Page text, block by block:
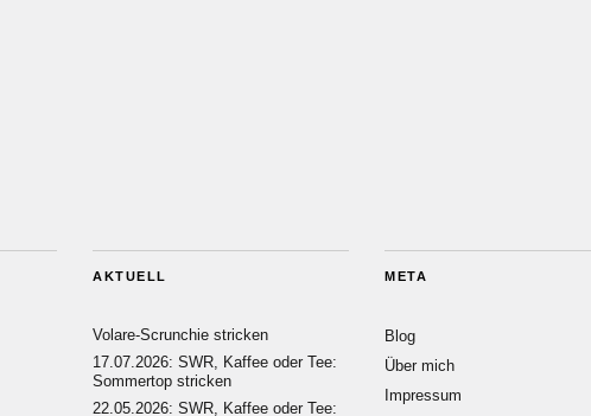
AKTUELL
Volare-Scrunchie stricken
17.07.2026: SWR, Kaffee oder Tee:
Sommertop stricken
22.05.2026: SWR, Kaffee oder Tee:
META
Blog
Über mich
Impressum